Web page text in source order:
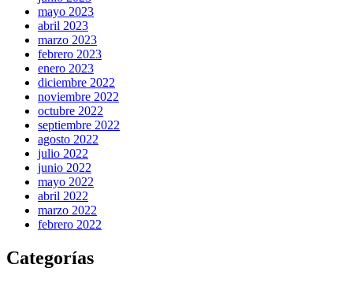
mayo 2023
abril 2023
marzo 2023
febrero 2023
enero 2023
diciembre 2022
noviembre 2022
octubre 2022
septiembre 2022
agosto 2022
julio 2022
junio 2022
mayo 2022
abril 2022
marzo 2022
febrero 2022
Categorías